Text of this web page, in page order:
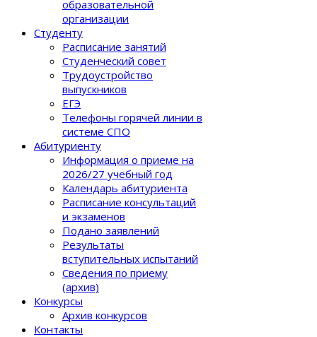
образовательной
организации
Студенту
Расписание занятий
Студенческий совет
Трудоустройство
выпускников
ЕГЭ
Телефоны горячей линии в
системе СПО
Абитуриенту
Информация о приеме на
2026/27 учебный год
Календарь абитуриента
Расписание консультаций
и экзаменов
Подано заявлений
Результаты
вступительных испытаний
Сведения по приему
(архив)
Конкурсы
Архив конкурсов
Контакты